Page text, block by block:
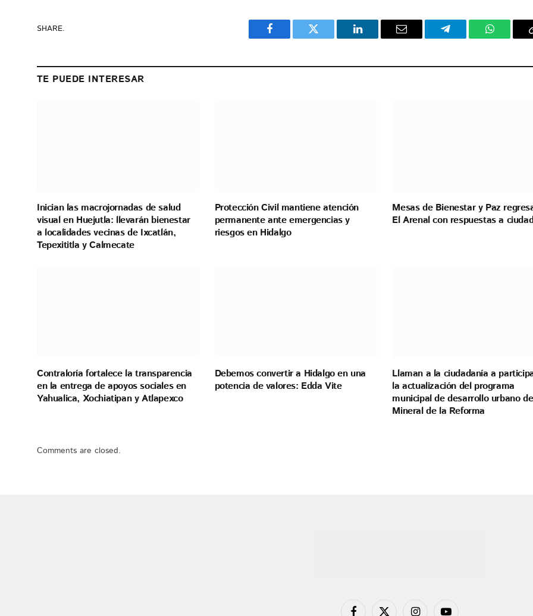
SHARE.
Facebook Twitter LinkedIn Email Telegram
TE PUEDE INTERESAR
Inician las macrojornadas de salud
visual en Huejutla: llevarán bienestar
a localidades vecinas de Ixcatlán,
Tepexititla y Calmecate
Protección Civil mantiene atención
permanente ante emergencias y
riesgos en Hidalgo
Mesas de Bienestar y Paz
El Arenal con respuestas a
Contraloría fortalece la transparencia
en la entrega de apoyos sociales en
Yahualica, Xochiatipan y Atlapexco
Debemos convertir a Hidalgo en una
potencia de valores: Edda Vite
Llaman a la ciudadanía a
la actualización del programa
municipal de desarrollo urbano de
Mineral de la Reforma
Comments are closed.